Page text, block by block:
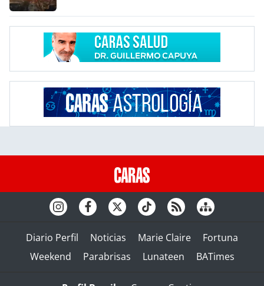
Diario Perfil Noticias Marie Claire
Fortuna
Weekend
Parabrisas Lunateen BATimes